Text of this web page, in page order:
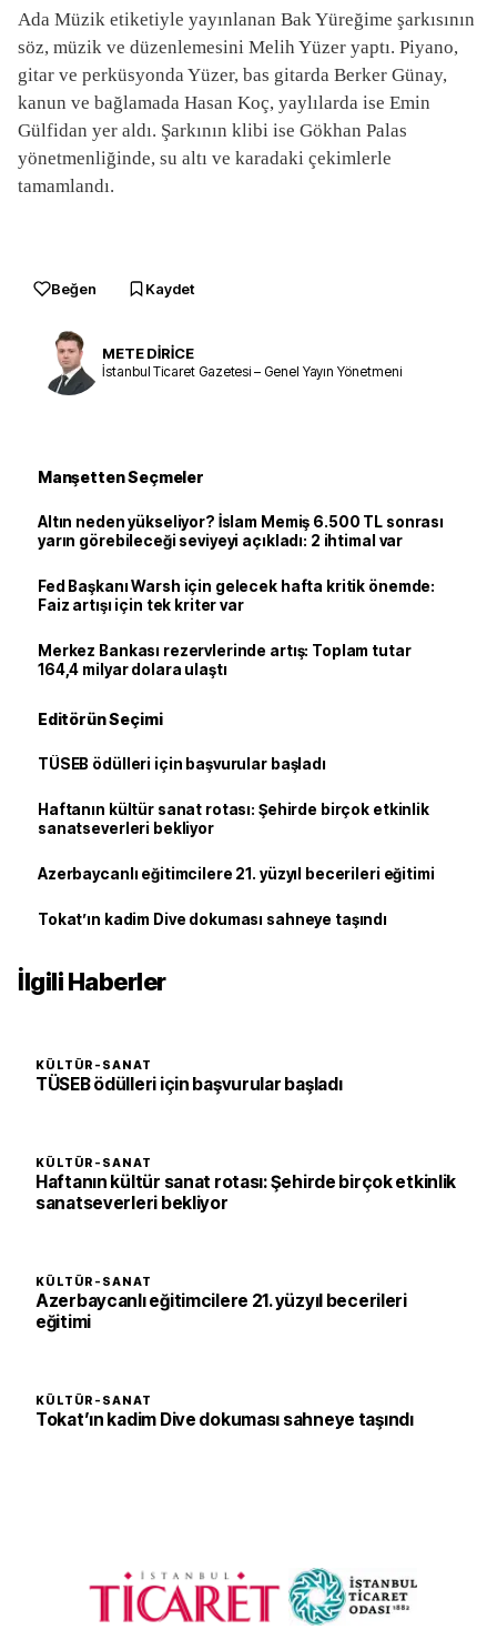
Ada Müzik etiketiyle yayınlanan Bak Yüreğime şarkısının
söz, müzik ve düzenlemesini Melih Yüzer yaptı. Piyano,
gitar ve perküsyonda Yüzer, bas gitarda Berker Günay,
kanun ve bağlamada Hasan Koç, yaylılarda ise Emin
Gülfidan yer aldı. Şarkının klibi ise Gökhan Palas
yönetmenliğinde, su altı ve karadaki çekimlerle
tamamlandı.
Beğen Kaydet
METE DİRİCE
İstanbul Ticaret Gazetesi – Genel Yayın Yönetmeni
Manşetten Seçmeler
Altın neden yükseliyor? İslam Memiş 6.500 TL sonrası
yarın görebileceği seviyeyi açıkladı: 2 ihtimal var
Fed Başkanı Warsh için gelecek hafta kritik önemde:
Faiz artışı için tek kriter var
Merkez Bankası rezervlerinde artış: Toplam tutar
164,4 milyar dolara ulaştı
Editörün Seçimi
TÜSEB ödülleri için başvurular başladı
Haftanın kültür sanat rotası: Şehirde birçok etkinlik
sanatseverleri bekliyor
Azerbaycanlı eğitimcilere 21. yüzyıl becerileri eğitimi
Tokat’ın kadim Dive dokuması sahneye taşındı
İlgili Haberler
KÜLTÜR-SANAT
TÜSEB ödülleri için başvurular başladı
KÜLTÜR-SANAT
Haftanın kültür sanat rotası: Şehirde birçok etkinlik
sanatseverleri bekliyor
KÜLTÜR-SANAT
Azerbaycanlı eğitimcilere 21. yüzyıl becerileri
eğitimi
KÜLTÜR-SANAT
Tokat’ın kadim Dive dokuması sahneye taşındı